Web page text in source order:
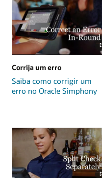
Corrija um erro
Saiba como corrigir um
erro no Oracle Simphony